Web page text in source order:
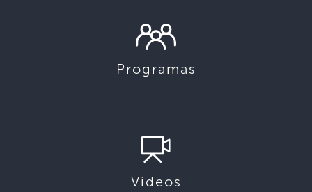
Programas
Videos